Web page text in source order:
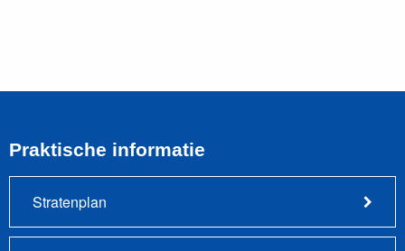
Praktische informatie
Stratenplan